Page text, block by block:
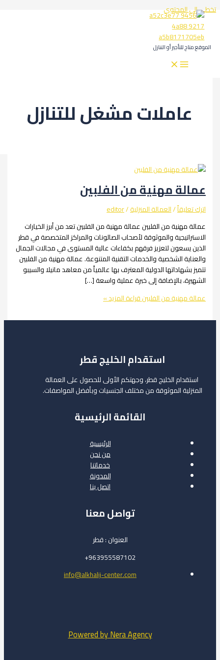
أو التنازل
مشغل للتنازل
مهنية من الفلبين
/العمالة المنزلية/
editor
من الفلبين عمالة مهنية من الفلبين تعد من أبرز الخيارات
والموثوقة لأصحاب الصالونات والمراكز المتخصصة في قطر
لتعزيز فرقهم بكفاءات عالية المستوى في مجالات الجمال
الشخصية والخدمات التقنية المتنوعة. عمالة مهنية من الفلبين
الدولية المعترف بها عالمياً من معاهد مانيلا والسيبو
بالإضافة إلى خبرة عملية واسعة […]
من الفلبينقراءة المزيد »
استقدام الخليج قطر
الخليج قطر، وجهتكم الأولى للحصول على العمالة
الموثوقة من مختلف الجنسيات وبأفضل المواصفات.
القائمة الرئيسية
تواصل معنا
العنوان : قطر
963955587102+
info@alkhalij-center.com
Powered by Nera Agency